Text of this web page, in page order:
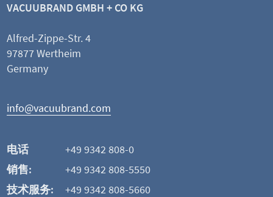
VACUUBRAND GMBH + CO KG
Alfred-Zippe-Str. 4
97877 Wertheim
Germany
info@vacuubrand.com
电话
+49 9342 808-0
销售:
+49 9342 808-5550
技术服务:
+49 9342 808-5660